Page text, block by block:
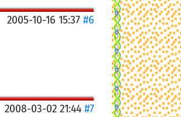
2005-10-16 15:37 #6
2008-03-02 21:44 #7